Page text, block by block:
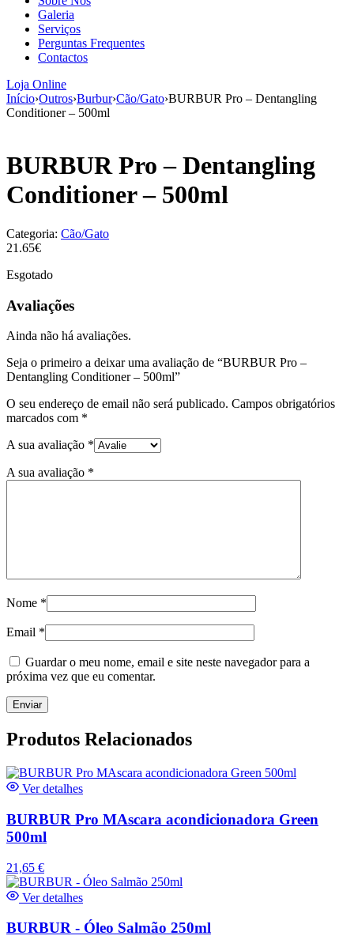
Galeria
Serviços
Perguntas Frequentes
Contactos
Loja Online
Início›Outros›Burbur›Cão/Gato›BURBUR Pro – Dentangling
Conditioner – 500ml
BURBUR Pro – Dentangling
Conditioner – 500ml
Categoria: Cão/Gato
21.65€
Esgotado
Avaliações
Ainda não há avaliações.
Seja o primeiro a deixar uma avaliação de “BURBUR Pro –
Dentangling Conditioner – 500ml”
O seu endereço de email não será publicado. Campos obrigatórios
marcados com *
A sua avaliação *
A sua avaliação *
Nome *
Email *
Guardar o meu nome, email e site neste navegador para a
próxima vez que eu comentar.
Produtos Relacionados
Ver detalhes
BURBUR Pro MAscara acondicionadora Green
500ml
21,65 €
Ver detalhes
BURBUR - Óleo Salmão 250ml
aumenta a
probabilidade
de ver
conteúdo e
ofertas